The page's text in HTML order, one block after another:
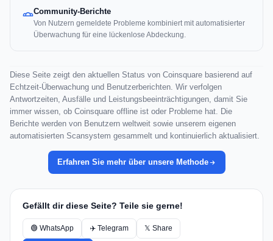
Community-Berichte
Von Nutzern gemeldete Probleme kombiniert mit automatisierter
Überwachung für eine lückenlose Abdeckung.
Diese Seite zeigt den aktuellen Status von Coinsquare basierend auf
Echtzeit-Überwachung und Benutzerberichten. Wir verfolgen
Antwortzeiten, Ausfälle und Leistungsbeeinträchtigungen, damit Sie
immer wissen, ob Coinsquare offline ist oder Probleme hat. Die
Berichte werden von Benutzern weltweit sowie unserem eigenen
automatisierten Scansystem gesammelt und kontinuierlich aktualisiert.
Erfahren Sie mehr über unsere Methode
Gefällt dir diese Seite? Teile sie gerne!
🟢 WhatsApp ✈️ Telegram 𝕏 Share